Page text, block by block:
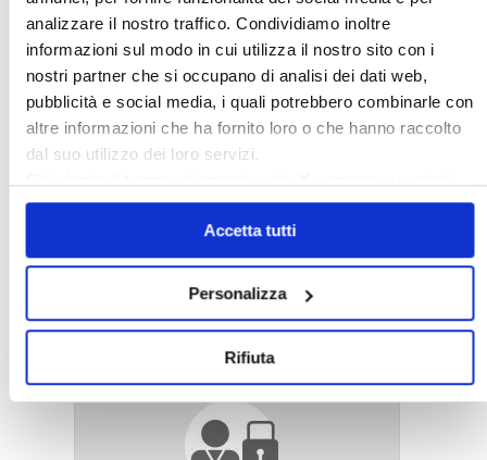
analizzare il nostro traffico. Condividiamo inoltre
informazioni sul modo in cui utilizza il nostro sito con i
nostri partner che si occupano di analisi dei dati web,
pubblicità e social media, i quali potrebbero combinarle con
altre informazioni che ha fornito loro o che hanno raccolto
dal suo utilizzo dei loro servizi.
solo i cookie necessari.
Accetta tutti
Personalizza
Rifiuta
Novità
»Ultimi aggiornamenti
Rassegna stampa
» Confedilizia
»
Notizie dal mondo immobiliare
Cerca
〉 Area riservata Associazioni